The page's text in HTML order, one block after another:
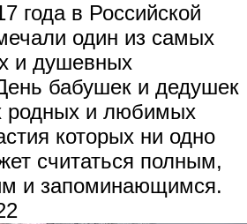
года в Российской
один из самых
и душевных
бабушек и дедушек
родных и любимых
которых ни одно
считаться полным,
и запоминающимся.